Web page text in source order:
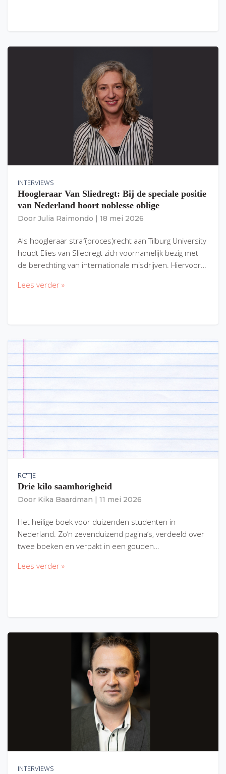
INTERVIEWS
Hoogleraar Van Sliedregt: Bij de speciale positie
van Nederland hoort noblesse oblige
Door Julia Raimondo 18 mei 2026
Als hoogleraar straf(proces)recht aan Tilburg University
houdt Elies van Sliedregt zich voornamelijk bezig met
de berechting van internationale misdrijven. Hiervoor…
Lees verder »
RC'TJE
Drie kilo saamhorigheid
Door Kika Baardman 11 mei 2026
Het heilige boek voor duizenden studenten in
Nederland. Zo’n zevenduizend pagina’s, verdeeld over
twee boeken en verpakt in een gouden…
Lees verder »
INTERVIEWS